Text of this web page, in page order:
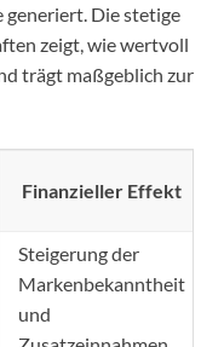
Die stetige
zeigt, wie wertvoll
trägt maßgeblich zur
Finanzieller Effekt
Steigerung der
Markenbekanntheit
und